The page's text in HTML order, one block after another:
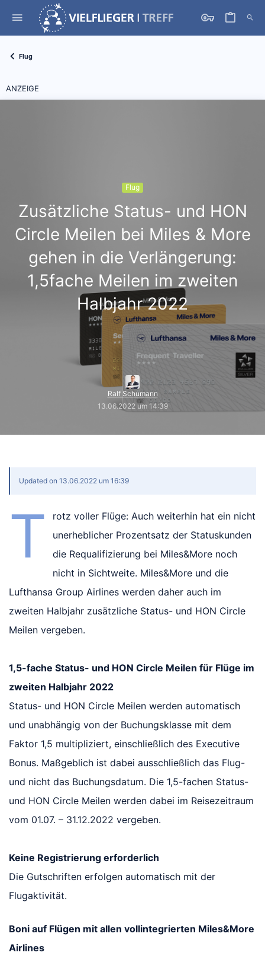
Flug
ANZEIGE
Flug
Zusätzliche Status- und HON
Circle Meilen bei Miles & More
gehen in die Verlängerung:
1,5fache Meilen im zweiten
Halbjahr 2022
Ralf Schumann
13.06.2022 um 14:39
Updated on 13.06.2022 um 16:39
T
rotz voller Flüge: Auch weiterhin hat ein nicht
unerheblicher Prozentsatz der Statuskunden
die Requalifizierung bei Miles&More noch
nicht in Sichtweite. Miles&More und die
Lufthansa Group Airlines werden daher auch im
zweiten Halbjahr zusätzliche Status- und HON Circle
Meilen vergeben.
1,5-fache Status- und HON Circle Meilen für Flüge im
zweiten Halbjahr 2022
Status- und HON Circle Meilen werden automatisch
und unabhängig von der Buchungsklasse mit dem
Faktor 1,5 multipliziert, einschließlich des Executive
Bonus. Maßgeblich ist dabei ausschließlich das Flug-
und nicht das Buchungsdatum. Die 1,5-fachen Status-
und HON Circle Meilen werden dabei im Reisezeitraum
vom 01.07. – 31.12.2022 vergeben.
Keine Registrierung erforderlich
Die Gutschriften erfolgen automatisch mit der
Flugaktivität.
Boni auf Flügen mit allen vollintegrierten Miles&More
Airlines